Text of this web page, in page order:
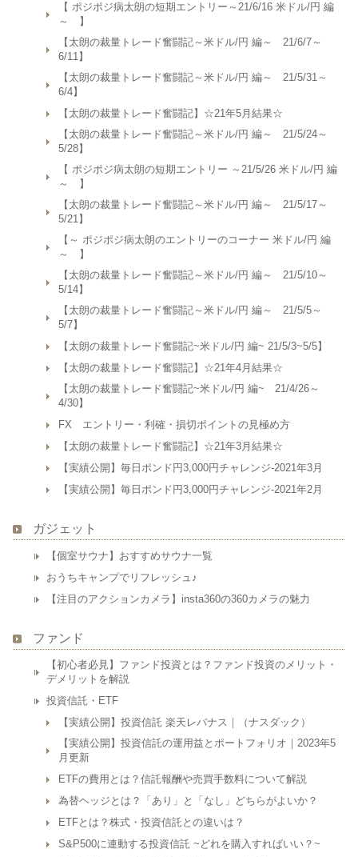
【 ポジポジ病太朗の短期エントリー～21/6/16 米ドル/円 編
～ 】
【太朗の裁量トレード奮闘記～米ドル/円 編～ 21/6/7～
6/11】
【太朗の裁量トレード奮闘記～米ドル/円 編～ 21/5/31～
6/4】
【太朗の裁量トレード奮闘記】☆21年5月結果☆
【太朗の裁量トレード奮闘記～米ドル/円 編～ 21/5/24～
5/28】
【 ポジポジ病太朗の短期エントリー ～21/5/26 米ドル/円 編
～ 】
【太朗の裁量トレード奮闘記～米ドル/円 編～ 21/5/17～
5/21】
【～ ポジポジ病太朗のエントリーのコーナー 米ドル/円 編
～ 】
【太朗の裁量トレード奮闘記～米ドル/円 編～ 21/5/10～
5/14】
【太朗の裁量トレード奮闘記～米ドル/円 編～ 21/5/5～
5/7】
【太朗の裁量トレード奮闘記~米ドル/円 編~ 21/5/3~5/5】
【太朗の裁量トレード奮闘記】☆21年4月結果☆
【太朗の裁量トレード奮闘記~米ドル/円 編~ 21/4/26～
4/30】
FX エントリー・利確・損切ポイントの見極め方
【太朗の裁量トレード奮闘記】☆21年3月結果☆
【実績公開】毎日ポンド円3,000円チャレンジ-2021年3月
【実績公開】毎日ポンド円3,000円チャレンジ-2021年2月
ガジェット
【個室サウナ】おすすめサウナ一覧
おうちキャンプでリフレッシュ♪
【注目のアクションカメラ】insta360の360カメラの魅力
ファンド
【初心者必見】ファンド投資とは？ファンド投資のメリット・
デメリットを解説
投資信託・ETF
【実績公開】投資信託 楽天レバナス｜（ナスダック）
【実績公開】投資信託の運用益とポートフォリオ｜2023年5
月更新
ETFの費用とは？信託報酬や売買手数料について解説
為替ヘッジとは？「あり」と「なし」どちらがよいか？
ETFとは？株式・投資信託との違いは？
S&P500に連動する投資信託 ~どれを購入すればいい？~